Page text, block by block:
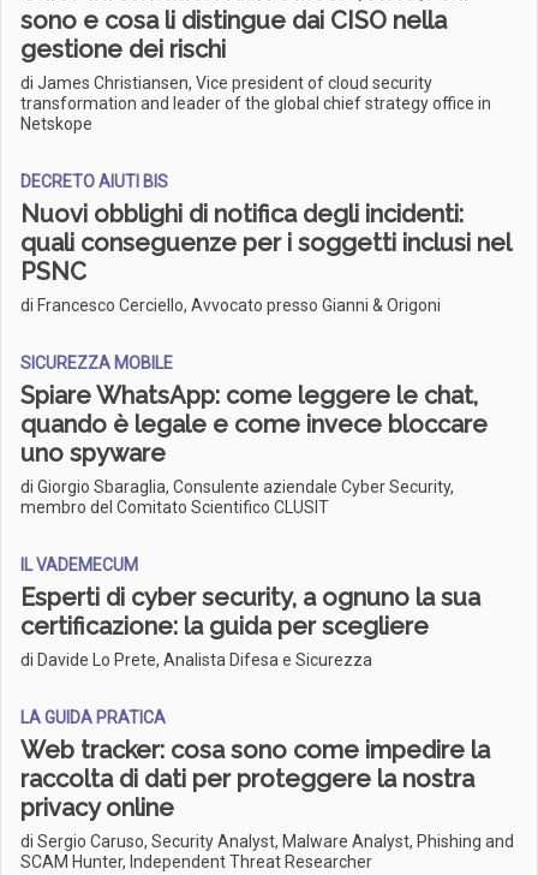
sono e cosa li distingue dai CISO nella
gestione dei rischi
di James Christiansen, Vice president of cloud security
transformation and leader of the global chief strategy office in
Netskope
DECRETO AIUTI BIS
Nuovi obblighi di notifica degli incidenti:
quali conseguenze per i soggetti inclusi nel
PSNC
di Francesco Cerciello, Avvocato presso Gianni & Origoni
SICUREZZA MOBILE
Spiare WhatsApp: come leggere le chat,
quando è legale e come invece bloccare
uno spyware
di Giorgio Sbaraglia, Consulente aziendale Cyber Security,
membro del Comitato Scientifico CLUSIT
IL VADEMECUM
Esperti di cyber security, a ognuno la sua
certificazione: la guida per scegliere
di Davide Lo Prete, Analista Difesa e Sicurezza
LA GUIDA PRATICA
Web tracker: cosa sono come impedire la
raccolta di dati per proteggere la nostra
privacy online
di Sergio Caruso, Security Analyst, Malware Analyst, Phishing and
SCAM Hunter, Independent Threat Researcher